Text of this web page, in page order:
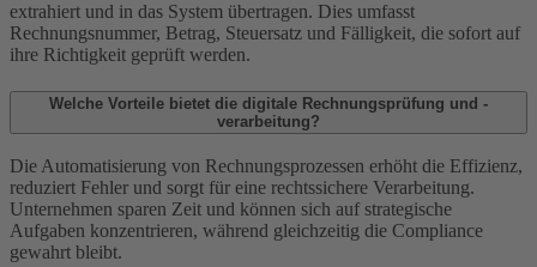
extrahiert und in das System übertragen. Dies umfasst
Rechnungsnummer, Betrag, Steuersatz und Fälligkeit, die sofort auf
ihre Richtigkeit geprüft werden.
Welche Vorteile bietet die digitale Rechnungsprüfung und -
verarbeitung?
Die Automatisierung von Rechnungsprozessen erhöht die Effizienz,
reduziert Fehler und sorgt für eine rechtssichere Verarbeitung.
Unternehmen sparen Zeit und können sich auf strategische
Aufgaben konzentrieren, während gleichzeitig die Compliance
gewahrt bleibt.